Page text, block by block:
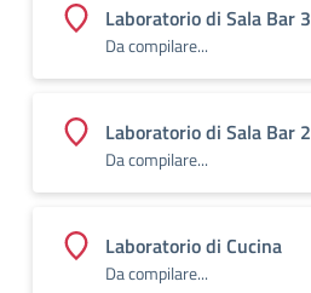
Laboratorio di Sala Bar 3
Da compilare...
Laboratorio di Sala Bar 2
Da compilare...
Laboratorio di Cucina
Da compilare...